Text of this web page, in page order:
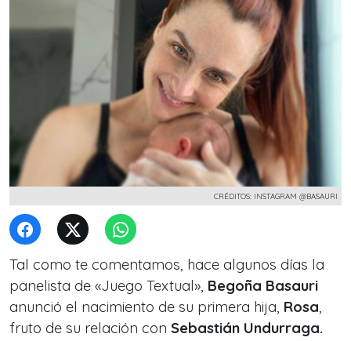
CRÉDITOS: INSTAGRAM @BASAURI
Tal como te comentamos, hace algunos días la
panelista de «Juego Textual», Begoña Basauri
anunció el nacimiento de su primera hija, Rosa,
fruto de su relación con Sebastián Undurraga.